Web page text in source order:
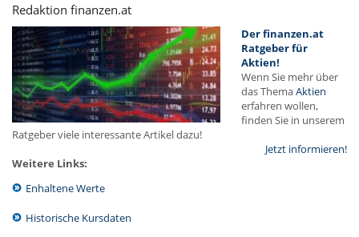
Redaktion finanzen.at
Der finanzen.at
Ratgeber für
Aktien!
Wenn Sie mehr über
das ThemaAktien
erfahren wollen,
finden Sie in unserem
Ratgeber viele interessante Artikel dazu!
Jetzt informieren!
Weitere Links:
Enhaltene Werte
Historische Kursdaten